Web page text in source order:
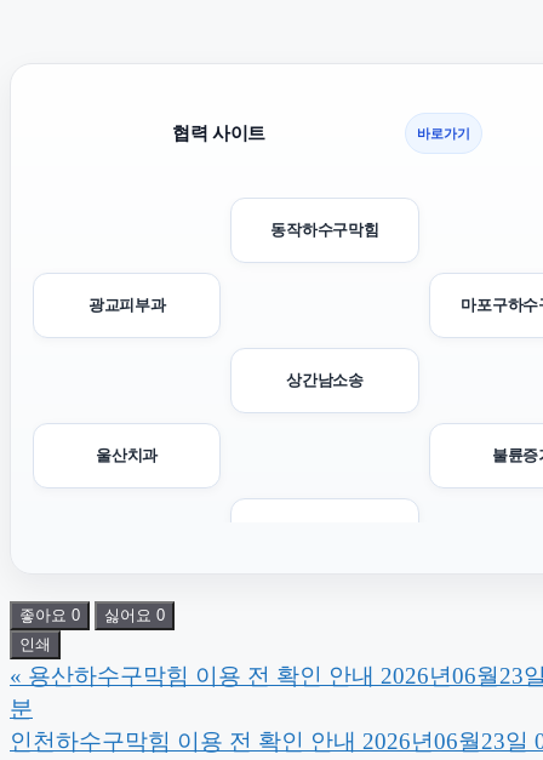
협력 사이트 바로가기
동작하수구막힘
광교피부과 마포구하수
상간남소송
울산치과 불륜증
종로구하수구막힘
말기암요양병원
상간녀위자료 일산한
좋아요 0 싫어요 0
인쇄
« 용산하수구막힘 이용 전 확인 안내 2026년06월23
분
인천하수구막힘 이용 전 확인 안내 2026년06월23일